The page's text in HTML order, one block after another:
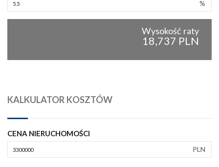
%
Wysokość raty
18,737 PLN
KALKULATOR KOSZTÓW
CENA NIERUCHOMOŚCI
PLN